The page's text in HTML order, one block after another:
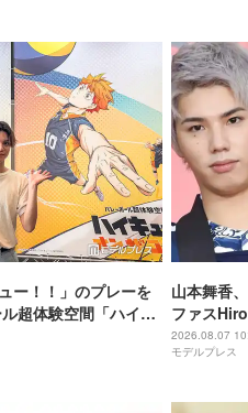
ー！！」のプレーを
超体験空間「ハイキ
ート」東京上陸 橘大
山本舞香
ファス
ごしてい
2026.08.07
モデルプレス